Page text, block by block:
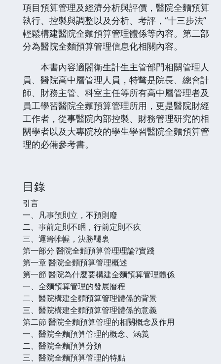
項目預算管理及經濟分析與評價，醫院全麵預算
執行、控製與調整以及分析、考評，“十三步法”
輕鬆構建醫院全麵預算管理體係等內容。第二部
分為醫院全麵預算管理信息化相關內容。
本書內容適閤衛生計生主管部門相關管理人
員、醫院高中層管理人員，特彆是院長、總會計
師、財務主管、科室主任等所有高中層管理者及
員工學習醫院全麵預算管理所用，更是醫院財經
工作者，從事醫院內部控製、財務管理研究的相
關學者以及大專院校的學生學習醫院全麵預算管
理的必備參考書。
目錄
引言
一、凡事預則立，不預則廢
二、事前定則不睏，行前定則不疚
三、運籌帷幄，決勝韆裏
第一部分 醫院全麵預算管理理論?實踐
第一章 醫院全麵預算管理概述
第一節 醫院為什麼要構建全麵預算管理體係
一、全麵預算管理的發展曆程
二、醫院構建全麵預算管理體係的背景
三、醫院構建全麵預算管理體係的意義
第二節 醫院全麵預算管理的相關概念及作用
一、醫院全麵預算管理的概念、涵義
二、醫院全麵預算分類
三、醫院全麵預算管理的特點